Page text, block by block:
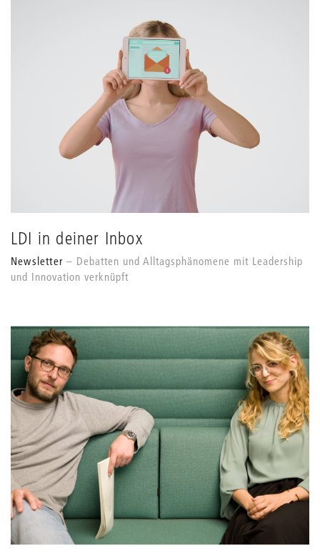
LDI in deiner Inbox
Newsletter
Debatten und Alltagsphänomene mit Leadership
und Innovation verknüpft